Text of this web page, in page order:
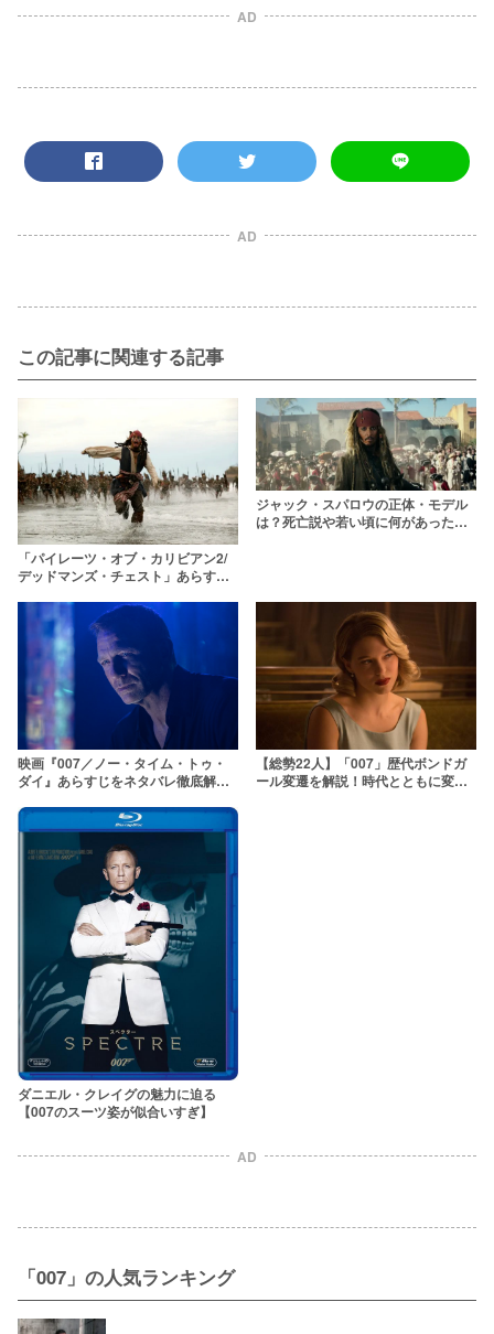
AD
AD
この記事に関連する記事
「パイレーツ・オブ・カリビアン2/
デッドマンズ・チェスト」あらすじ
説＆考察！
ジャック・スパロウの正体・モデル
は？死亡説や若い頃に何があったの
映画『007／ノー・タイム・トゥ・
ダイ』あらすじをネタバレ徹底解
を飾る最新作
【総勢22人】「007」歴代ボンドガ
ール変遷を解説！時代とともに変わ
ダニエル・クレイグの魅力に迫る
【007のスーツ姿が似合いすぎ】
AD
「007」の人気ランキング